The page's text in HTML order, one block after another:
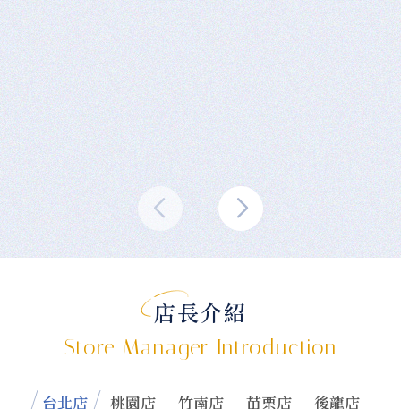
店長介紹
Store Manager Introduction
台北店 桃園店 竹南店 苗栗店 後龍店